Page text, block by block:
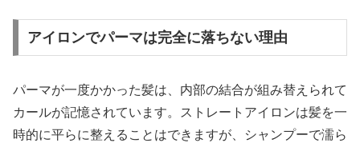
アイロンでパーマは完全に落ちない理由
パーマが一度かかった髪は、内部の結合が組み替えられて
カールが記憶されています。ストレートアイロンは髪を一
時的に平らに整えることはできますが、シャンプーで濡ら